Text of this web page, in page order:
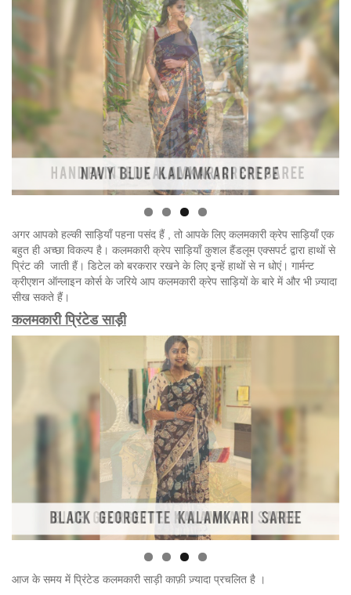
अगर आपको हल्की साड़ियाँ पहना पसंद हैं , तो आपके लिए कलमकारी क्रेप साड़ियाँ एक
बहुत ही अच्छा विकल्प है। कलमकारी क्रेप साड़ियाँ कुशल हैंडलूम एक्सपर्ट द्वारा हाथों से
प्रिंट की जाती हैं। डिटेल को बरकरार रखने के लिए इन्हें हाथों से न धोएं। गार्मन्ट
क्रीएशन ऑन्लाइन कोर्स के जरिये आप कलमकारी क्रेप साड़ियों के बारे में और भी ज़्यादा
सीख सकते हैं।
कलमकारी प्रिंटेड साड़ी
आज के समय में प्रिंटेड कलमकारी साड़ी काफ़ी ज़्यादा प्रचलित है ।